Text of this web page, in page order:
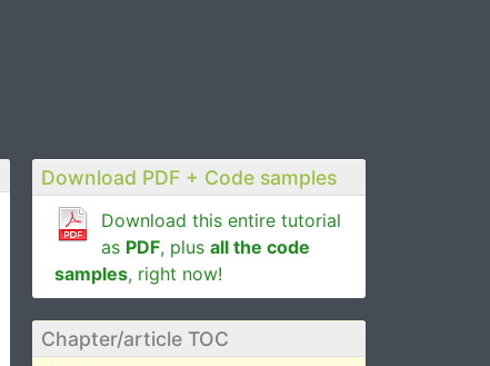
Download PDF + Code samples
Download this entire tutorial
as PDF, plus all the code
samples, right now!
Chapter/article TOC